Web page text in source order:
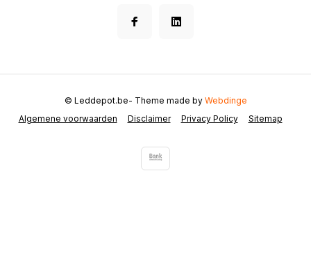
Algemene voorwaarden Disclaimer Privacy Policy Sitemap
© Leddepot.be- Theme made by Webdinge